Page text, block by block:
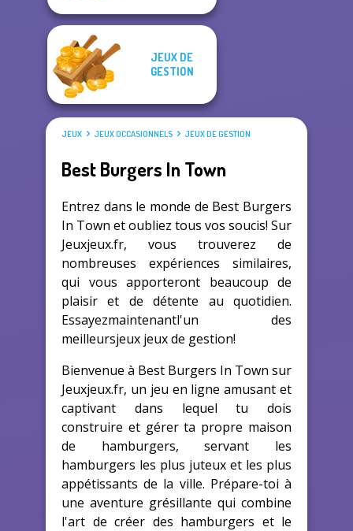
JEUX DE
GESTION
JEUX JEUX OCCASIONNELS JEUX DE GESTION
Best Burgers In Town
Entrez dans le monde de Best Burgers
In Town et oubliez tous vos soucis! Sur
Jeuxjeux.fr, vous trouverez de
nombreuses expériences similaires,
qui vous apporteront beaucoup de
plaisir et de détente au quotidien.
Essayezmaintenantl'un des
meilleursjeux jeux de gestion!
Bienvenue à Best Burgers In Town sur
Jeuxjeux.fr, un jeu en ligne amusant et
captivant dans lequel tu dois
construire et gérer ta propre maison
de hamburgers, servant les
hamburgers les plus juteux et les plus
appétissants de la ville. Prépare-toi à
une aventure grésillante qui combine
l'art de créer des hamburgers et le